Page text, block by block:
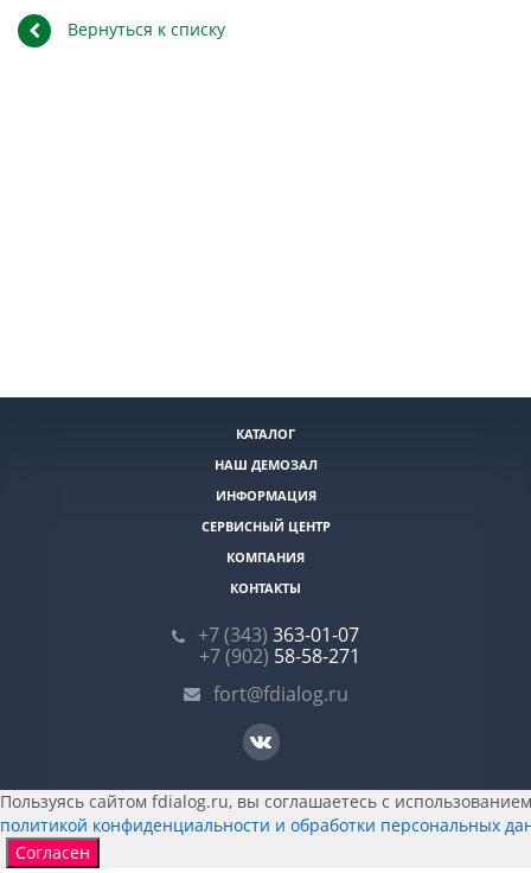
Вернуться к списку
КАТАЛОГ
НАШ ДЕМОЗАЛ
ИНФОРМАЦИЯ
СЕРВИСНЫЙ ЦЕНТР
КОМПАНИЯ
КОНТАКТЫ
+7 (343) 363-01-07
+7 (902) 58-58-271
fort@fdialog.ru
Пользуясь сайтом fdialog.ru, вы соглашаетесь с
политикой конфиденциальности и обработки персональных
Согласен